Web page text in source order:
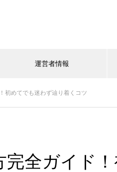
運営者情報
初めてでも迷わず辿り着くコツ
全ガイド！